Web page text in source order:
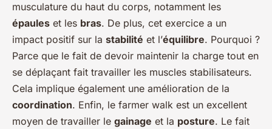
musculature du haut du corps, notamment les
épaules et les bras. De plus, cet exercice a un
impact positif sur la stabilité et l’équilibre. Pourquoi ?
Parce que le fait de devoir maintenir la charge tout en
se déplaçant fait travailler les muscles stabilisateurs.
Cela implique également une amélioration de la
coordination. Enfin, le farmer walk est un excellent
moyen de travailler le gainage et la posture. Le fait